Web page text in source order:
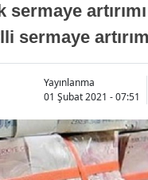
sermaye
sermaye
Yayınlanma
01 Şubat 2021 - 07:51